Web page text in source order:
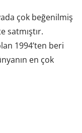
çok beğenilmiş
satmıştır.
1994’ten beri
en çok